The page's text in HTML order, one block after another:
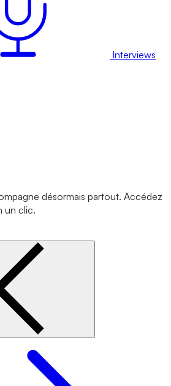
Interviews
désormais partout. Accédez
un clic.